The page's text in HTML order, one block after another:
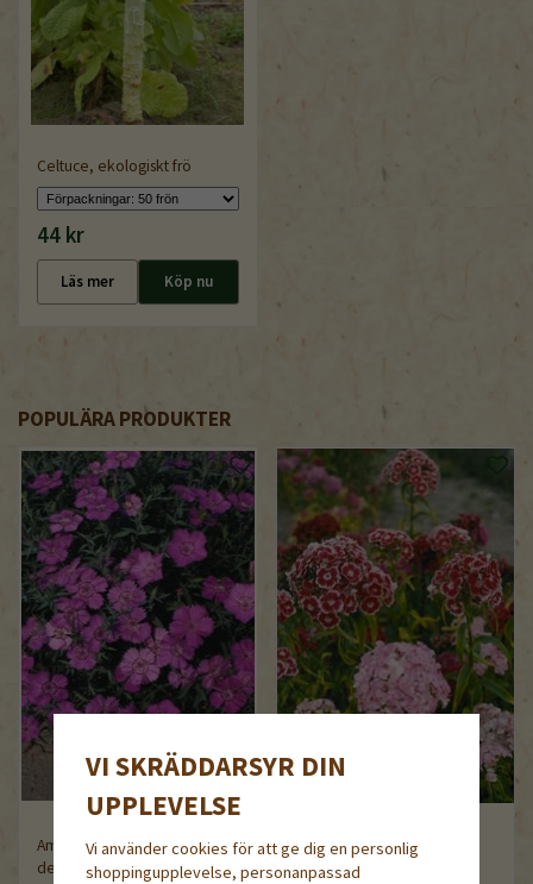
Celtuce, ekologiskt frö
44 kr
Läs mer Köp nu
POPULÄRA PRODUKTER
Amurnejlika,
demeter/ekologiskt frö
Vorläufer Mix
VI SKRÄDDARSYR DIN
UPPLEVELSE
Vi använder cookies för att ge dig en personlig
shoppingupplevelse, personanpassad